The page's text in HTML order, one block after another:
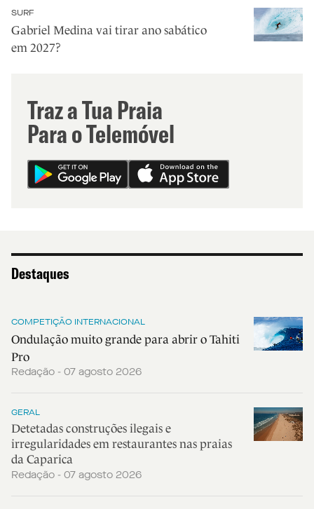
SURF
Gabriel Medina vai tirar ano sabático
em 2027?
Traz a Tua Praia
Para o Telemóvel
Destaques
COMPETIÇÃO INTERNACIONAL
Ondulação muito grande para abrir o Tahiti
Pro
Redação - 07 agosto 2026
GERAL
Detetadas construções ilegais e
irregularidades em restaurantes nas praias
da Caparica
Redação - 07 agosto 2026